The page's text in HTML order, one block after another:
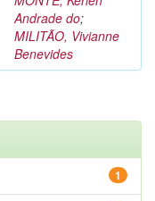
Andrade do;
MILITÃO, Vivianne
Benevides
1